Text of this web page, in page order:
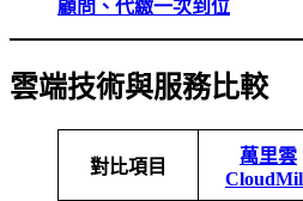
顧問、代繳一次到位
雲端技術與服務比較
對比項目
萬里雲